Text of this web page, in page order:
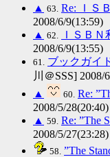
▲ 63. Re: ＩＳ
2008/6/9(13:59)
▲ 62. ＩＳＢ
2008/6/9(13:55)
61. ブックガイ
川＠SSS] 2008/
▲
60. Re:
2008/5/28(20:40)
▲ 59. Re: ”The
2008/5/27(23:28)
58. ”The